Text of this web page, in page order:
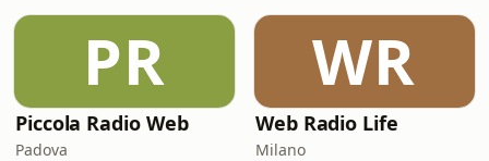
PR
Piccola Radio Web
Padova
WR
Web Radio Life
Milano